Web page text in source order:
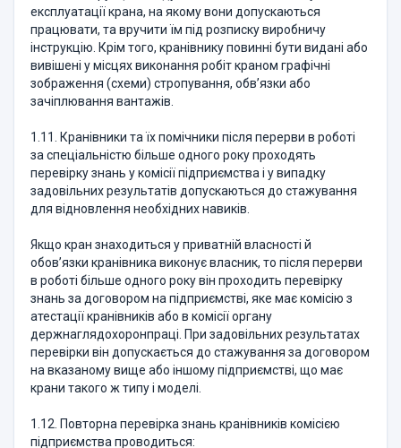
експлуатації крана, на якому вони допускаються
працювати, та вручити їм під розписку виробничу
інструкцію. Крім того, кранівнику повинні бути видані або
вивішені у місцях виконання робіт краном графічні
зображення (схеми) стропування, обв’язки або
зачіплювання вантажів.
1.11. Кранівники та їх помічники після перерви в роботі
за спеціальністю більше одного року проходять
перевірку знань у комісії підприємства і у випадку
задовільних результатів допускаються до стажування
для відновлення необхідних навиків.
Якщо кран знаходиться у приватній власності й
обов’язки кранівника виконує власник, то після перерви
в роботі більше одного року він проходить перевірку
знань за договором на підприємстві, яке має комісію з
атестації кранівників або в комісії органу
держнаглядохоронпраці. При задовільних результатах
перевірки він допускається до стажування за договором
на вказаному вище або іншому підприємстві, що має
крани такого ж типу і моделі.
1.12. Повторна перевірка знань кранівників комісією
підприємства проводиться: